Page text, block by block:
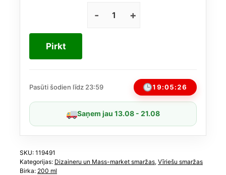
205,00 €.
110,06 €.
Paco
daudzums
Pirkt
Pasūti šodien līdz 23:59 19:05:25
Saņem jau 13.08 - 21.08
SKU: 119491
Kategorijas: Dizaineru un Mass-market smaržas, Vīriešu smaržas
Birka: 200 ml